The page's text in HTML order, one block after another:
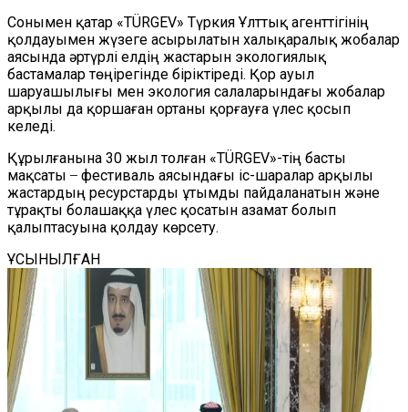
Сонымен қатар «TÜRGEV» Түркия Ұлттық агенттігінің
қолдауымен жүзеге асырылатын халықаралық жобалар
аясында әртүрлі елдің жастарын экологиялық
бастамалар төңірегінде біріктіреді. Қор ауыл
шаруашылығы мен экология салаларындағы жобалар
арқылы да қоршаған ортаны қорғауға үлес қосып
келеді.
Құрылғанына 30 жыл толған «TÜRGEV»-тің басты
мақсаты ̶ фестиваль аясындағы іс-шаралар арқылы
жастардың ресурстарды ұтымды пайдаланатын және
тұрақты болашаққа үлес қосатын азамат болып
қалыптасуына қолдау көрсету.
ҰСЫНЫЛҒАН